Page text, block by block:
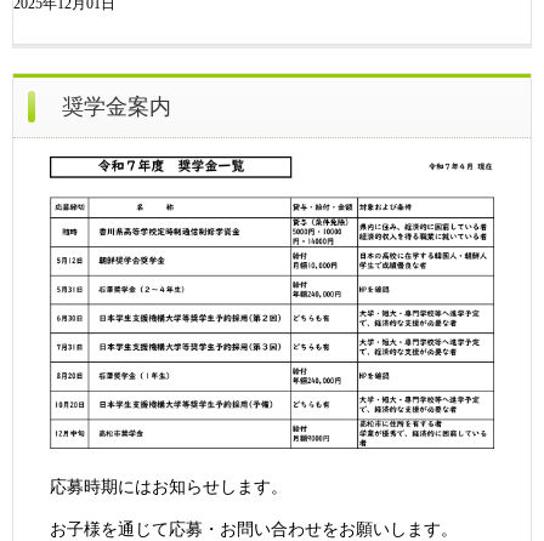
2025年12月01日
奨学金案内
応募時期にはお知らせします。
お子様を通じて応募・お問い合わせをお願いします。